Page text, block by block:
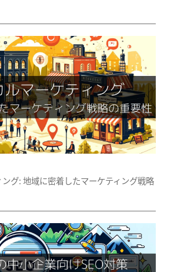
グ: 地域に密着したマーケティング戦略